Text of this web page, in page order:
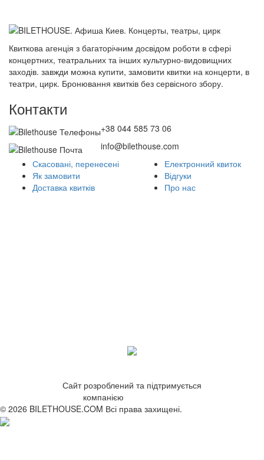
Квиткова агенція з багаторічним досвідом роботи в сфері
концертних, театральних та інших культурно-видовищних
заходів. завжди можна купити, замовити квитки на концерти, в
театри, цирк. Бронювання квитків без сервісного збору.
Контакти
+38 044 585 73 06
info@bilethouse.com
Скасовані, перенесені
Як замовити
Доставка квитків
Електронний квиток
Відгуки
Про нас
Сайт розроблений та підтримується
компанією
© 2026 BILETHOUSE.COM Всі права захищені.